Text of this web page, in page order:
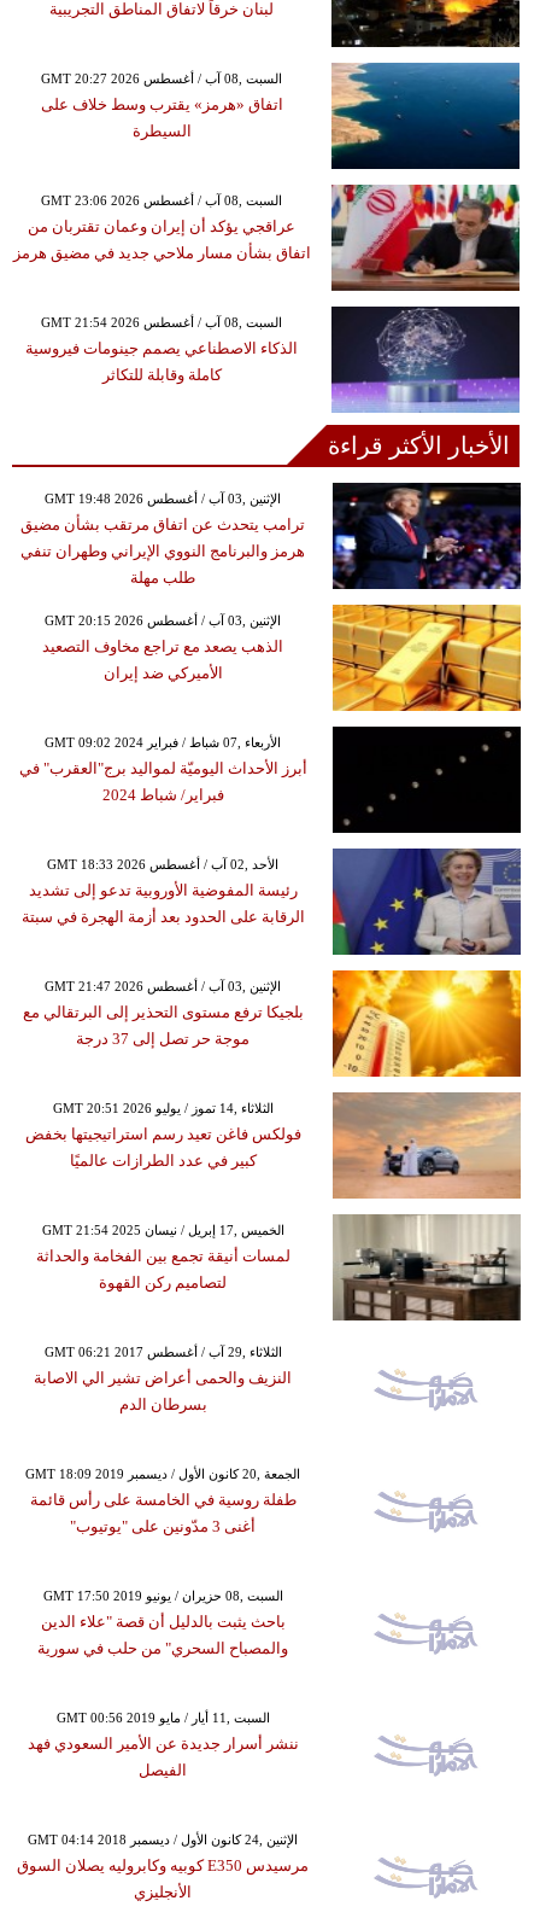
لبنان خرقاً لاتفاق المناطق التجريبية
GMT 20:27 2026 السبت ,08 آب / أغسطس
اتفاق «هرمز» يقترب وسط خلاف على
السيطرة
GMT 23:06 2026 السبت ,08 آب / أغسطس
عراقجي يؤكد أن إيران وعمان تقتربان من
اتفاق بشأن مسار ملاحي جديد في مضيق هرمز
GMT 21:54 2026 السبت ,08 آب / أغسطس
الذكاء الاصطناعي يصمم جينومات فيروسية
كاملة وقابلة للتكاثر
الأخبار الأكثر قراءة
GMT 19:48 2026 الإثنين ,03 آب / أغسطس
ترامب يتحدث عن اتفاق مرتقب بشأن مضيق
هرمز والبرنامج النووي الإيراني وطهران تنفي
طلب مهلة
GMT 20:15 2026 الإثنين ,03 آب / أغسطس
الذهب يصعد مع تراجع مخاوف التصعيد
الأميركي ضد إيران
GMT 09:02 2024 الأربعاء ,07 شباط / فبراير
أبرز الأحداث اليوميّة لمواليد برج"العقرب" في
فبراير/ شباط 2024
GMT 18:33 2026 الأحد ,02 آب / أغسطس
رئيسة المفوضية الأوروبية تدعو إلى تشديد
الرقابة على الحدود بعد أزمة الهجرة في سبتة
GMT 21:47 2026 الإثنين ,03 آب / أغسطس
بلجيكا ترفع مستوى التحذير إلى البرتقالي مع
موجة حر تصل إلى 37 درجة
GMT 20:51 2026 الثلاثاء ,14 تموز / يوليو
فولكس فاغن تعيد رسم استراتيجيتها بخفض
كبير في عدد الطرازات عالميًا
GMT 21:54 2025 الخميس ,17 إبريل / نيسان
لمسات أنيقة تجمع بين الفخامة والحداثة
لتصاميم ركن القهوة
GMT 06:21 2017 الثلاثاء ,29 آب / أغسطس
النزيف والحمى أعراض تشير الي الاصابة
بسرطان الدم
GMT 18:09 2019 الجمعة ,20 كانون الأول / ديسمبر
طفلة روسية في الخامسة على رأس قائمة
أغنى 3 مدّونين على "يوتيوب"
GMT 17:50 2019 السبت ,08 حزيران / يونيو
باحث يثبت بالدليل أن قصة "علاء الدين
والمصباح السحري" من حلب في سورية
GMT 00:56 2019 السبت ,11 أيار / مايو
ننشر أسرار جديدة عن الأمير السعودي فهد
الفيصل
GMT 04:14 2018 الإثنين ,24 كانون الأول / ديسمبر
مرسيدس E350 كوبيه وكابروليه يصلان السوق
الأنجليزي